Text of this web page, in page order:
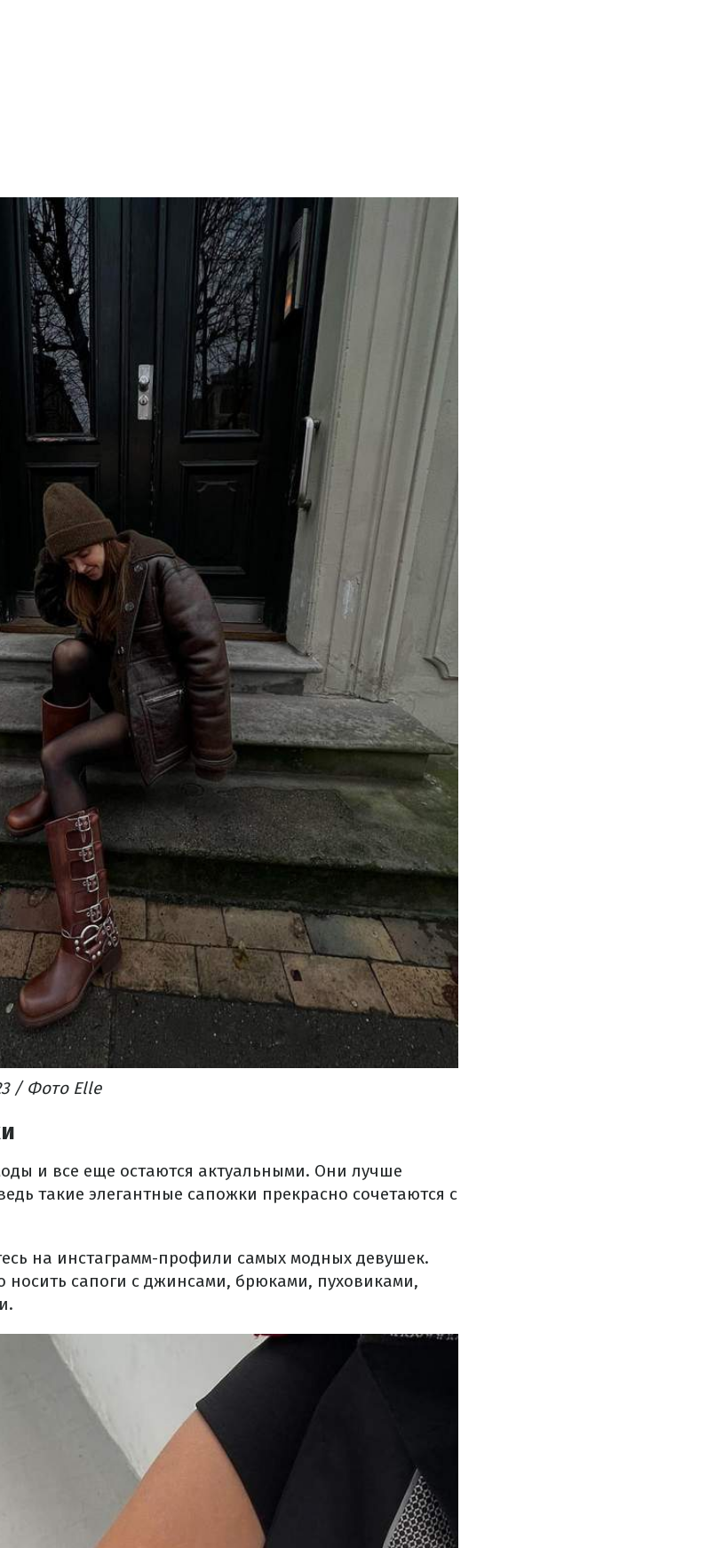
/ Фото Elle
и все еще остаются актуальными. Они лучше
такие элегантные сапожки прекрасно сочетаются с
на инстаграмм-профили самых модных девушек.
носить сапоги с джинсами, брюками, пуховиками,